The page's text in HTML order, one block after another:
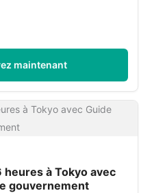
maintenant
à Tokyo avec
gouvernement